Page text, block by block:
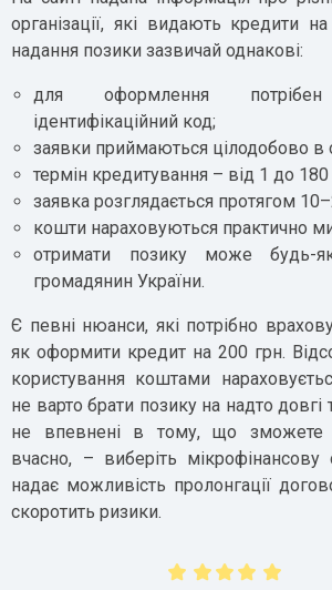
організації, які видають кредити
надання позики зазвичай однакові:
для оформлення
ідентифікаційний код;
заявки приймаються цілодобово в
термін кредитування – від 1 до 180
заявка розглядається протягом
кошти нараховуються практично
отримати позику може будь-
громадянин України.
Є певні нюанси, які потрібно
як оформити кредит на 200 грн.
користування коштами
не варто брати позику на надто
не впевнені в тому, що зможете
вчасно, – виберіть мікрофінансову
надає можливість пролонгації
скоротить ризики.